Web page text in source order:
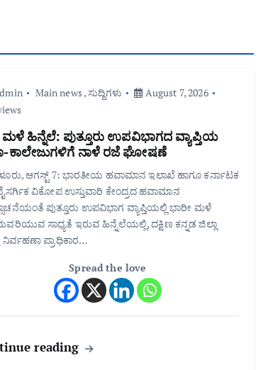
Main news,ಸುದ್ದಿಗಳು
August 7, 2026
ಹಿನ್ನೆಲೆ: ಪುತ್ತೂರು ಉಪವಿಭಾಗದ ವ್ಯಾಪ್ತಿಯ
ಕಾಲೇಜುಗಳಿಗೆ ನಾಳೆ ರಜೆ ಘೋಷಣೆ
ಆಗಸ್ಟ್ 7: ಭಾರತೀಯ ಹವಾಮಾನ ಇಲಾಖೆ ಹಾಗೂ ಕರ್ನಾಟಕ
ವಿಕೋಪ ಉಸ್ತುವಾರಿ ಕೇಂದ್ರದ ಹವಾಮಾನ
ಪುತ್ತೂರು ಉಪವಿಭಾಗ ವ್ಯಾಪ್ತಿಯಲ್ಲಿ ಭಾರೀ ಮಳೆ
ಸಾಧ್ಯತೆ ಇರುವ ಹಿನ್ನೆಲೆಯಲ್ಲಿ, ದಕ್ಷಿಣ ಕನ್ನಡ ಜಿಲ್ಲಾ
ನಿರ್ವಹಣಾ ಪ್ರಾಧಿಕಾರ…
Spread the love
reading